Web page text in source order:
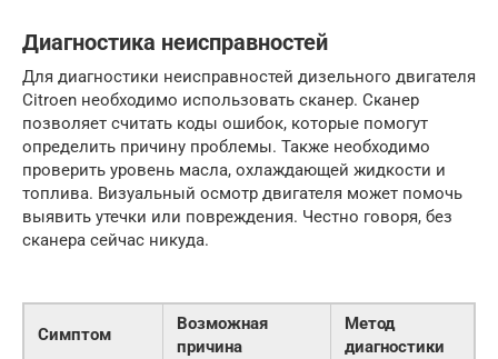
Диагностика неисправностей
Для диагностики неисправностей дизельного двигателя
Citroen необходимо использовать сканер. Сканер
позволяет считать коды ошибок, которые помогут
определить причину проблемы. Также необходимо
проверить уровень масла, охлаждающей жидкости и
топлива. Визуальный осмотр двигателя может помочь
выявить утечки или повреждения. Честно говоря, без
сканера сейчас никуда.
Симптом
Возможная
причина
Метод
диагностики